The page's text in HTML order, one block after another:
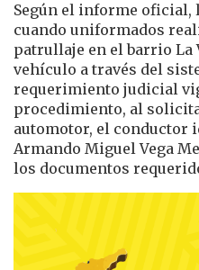
Según el informe
cuando uniformados
patrullaje en el barrio
vehículo a través del
requerimiento judicial
procedimiento, al
automotor, el conductor
Armando Miguel Vega
los documentos